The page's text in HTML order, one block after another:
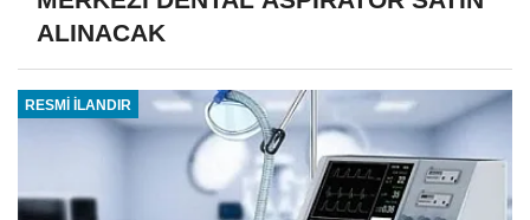
ALINACAK
RESMİ İLANDIR